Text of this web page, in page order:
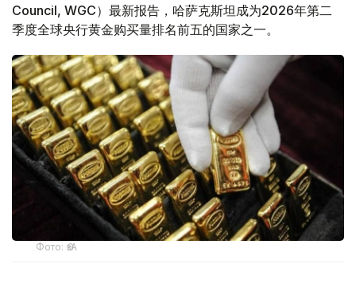
Council, WGC）最新报告，哈萨克斯坦成为2026年第二
季度全球央行黄金购买量排名前五的国家之一。
Фото: ӨзА